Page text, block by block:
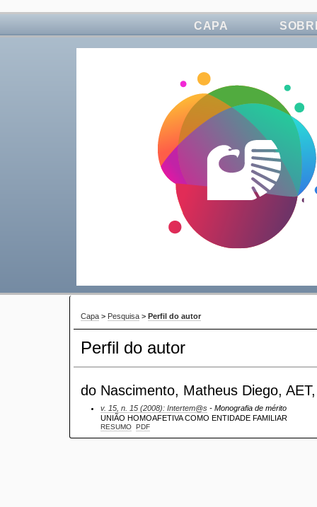
CAPA
Capa > Pesquisa > Perfil do autor
Perfil do autor
do Nascimento, Matheus Diego,
v. 15, n. 15 (2008): Intertem@s - Monografia de mérito
UNIÃO HOMOAFETIVA COMO ENTIDADE FAMILIAR
RESUMO PDF